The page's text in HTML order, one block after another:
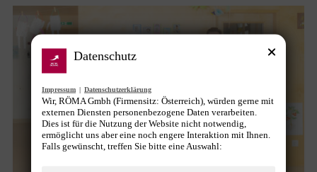
Datenschutz
Impressum | Datenschutzerklärung
Wir, RÖMA Gmbh (Firmensitz: Österreich), würden gerne mit
externen Diensten personenbezogene Daten verarbeiten.
Dies ist für die Nutzung der Website nicht notwendig,
ermöglicht uns aber eine noch engere Interaktion mit Ihnen.
Falls gewünscht, treffen Sie bitte eine Auswahl: